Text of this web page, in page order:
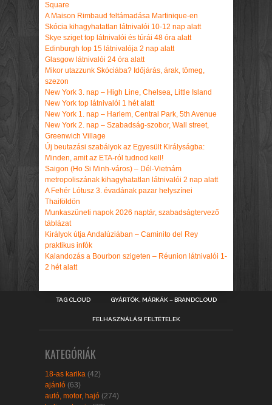
Square
A Maison Rimbaud feltámadása Martinique-en
Skócia kihagyhatatlan látnivalói 10-12 nap alatt
Skye sziget top látnivalói és túrái 48 óra alatt
Edinburgh top 15 látnivalója 2 nap alatt
Glasgow látnivalói 24 óra alatt
Mikor utazzunk Skóciába? Időjárás, árak, tömeg,
szezon
New York 3. nap – High Line, Chelsea, Little Island
New York top látnivalói 1 hét alatt
New York 1. nap – Harlem, Central Park, 5th Avenue
New York 2. nap – Szabadság-szobor, Wall street,
Greenwich Village
Új beutazási szabályok az Egyesült Királyságba:
Minden, amit az ETA-ról tudnod kell!
Saigon (Ho Si Minh-város) – Dél-Vietnám
metropoliszának kihagyhatatlan látnivalói 2 nap alatt
A Fehér Lótusz 3. évadának pazar helyszínei
Thaiföldön
Munkaszüneti napok 2026 naptár, szabadságtervező
táblázat
Királyok útja Andalúziában – Caminito del Rey
praktikus infók
Kalandozás a Bourbon szigeten – Réunion látnivalói 1-
2 hét alatt
TAG CLOUD GYÁRTÓK, MÁRKÁK – BRANDCLOUD
FELHASZNÁLÁSI FELTÉTELEK
KATEGÓRIÁK
18-as karika (42)
ajánló (63)
autó, motor, hajó (274)